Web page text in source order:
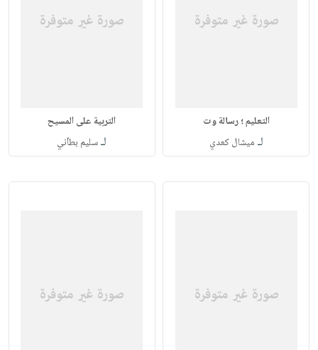
التعليم ؛ رسالة وت
لـ ميشال كعدي
التربية على المسيح
لـسليم بطاّني